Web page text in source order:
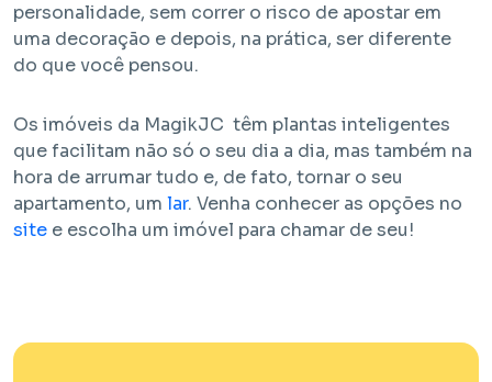
personalidade, sem correr o risco de apostar em
uma decoração e depois, na prática, ser diferente
do que você pensou.
Os imóveis da MagikJC têm plantas inteligentes
que facilitam não só o seu dia a dia, mas também na
hora de arrumar tudo e, de fato, tornar o seu
apartamento, um lar. Venha conhecer as opções no
site e escolha um imóvel para chamar de seu!